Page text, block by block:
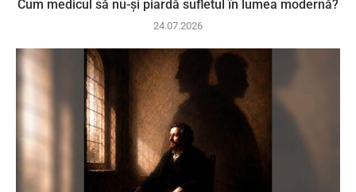
Cum medicul să nu-și piardă sufletul în lumea modernă?
24.07.2026